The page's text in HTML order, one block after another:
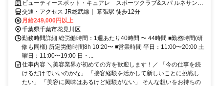
ビューティースポット・キュアレ スポーツクラブ&スパ ルネサンス
幕張店
交通・アクセス JR総武線｜ 幕張駅 徒歩12分
月給249,000円以上
千葉県千葉市花見川区
勤務時間詳細 総労働時間：1週あたり40時間 〜 44時間 ■勤務時間(研
修も同様) 所定労働時間8h 10:20〜 ■営業時間 平日：11:00〜20:00 土
曜日：11:00〜19:00 日・...
仕事内容 ＼美容業界が初めての方を歓迎します！／ 「今の仕事を続
けるだけでいいのかな」 「接客経験を活かして新しいことに挑戦し
たい」 「美容に興味はあるけど経験がない」 そんな想いをお持ちの